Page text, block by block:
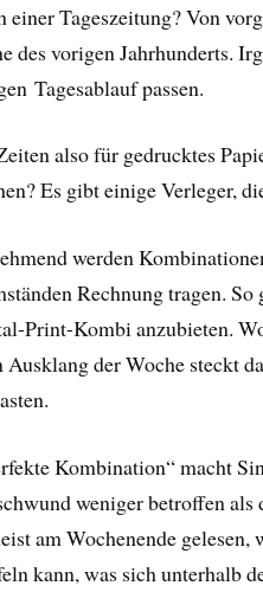
einer Tageszeitung? Von
des vorigen Jahrhunderts.
Tagesablauf passen.
also für gedrucktes
Es gibt einige Verleger,
werden
Rechnung tragen.
Print-Kombi anzubieten.
Ausklang der Woche steckt
Kombination“ macht
weniger betroffen
am Wochenende
kann, was sich unterhalb